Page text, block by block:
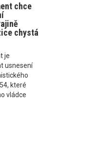
chce
chystá
je
usnesení
které
vládce